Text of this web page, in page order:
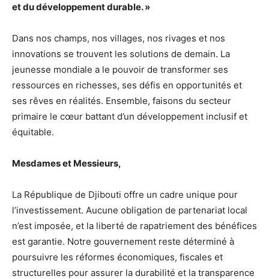
et du développement durable. »
Dans nos champs, nos villages, nos rivages et nos
innovations se trouvent les solutions de demain. La
jeunesse mondiale a le pouvoir de transformer ses
ressources en richesses, ses défis en opportunités et
ses rêves en réalités. Ensemble, faisons du secteur
primaire le cœur battant d’un développement inclusif et
équitable.
Mesdames et Messieurs,
La République de Djibouti offre un cadre unique pour
l’investissement. Aucune obligation de partenariat local
n’est imposée, et la liberté de rapatriement des bénéfices
est garantie. Notre gouvernement reste déterminé à
poursuivre les réformes économiques, fiscales et
structurelles pour assurer la durabilité et la transparence